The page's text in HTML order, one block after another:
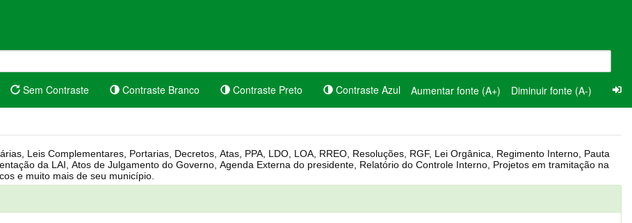
Sem Contraste Contraste Branco Contraste Preto Contraste Azul Aumentar fonte (A+) Diminuir fonte (A-)
Orgânica, Regimento Interno, Pauta
Câmara, Controle dos bens públicos e muito mais de seu município.